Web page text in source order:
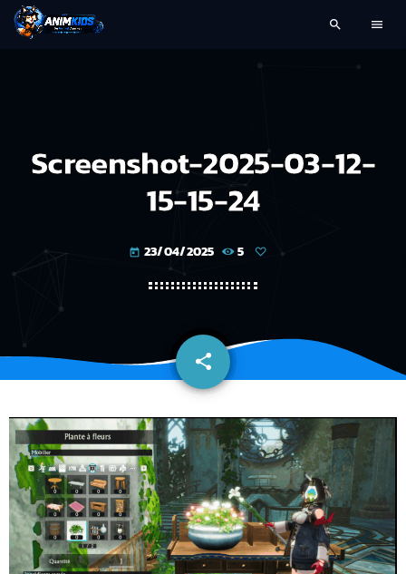
search menu
Screenshot-2025-03-12-
15-15-24
today 23/04/2025 5
share
email